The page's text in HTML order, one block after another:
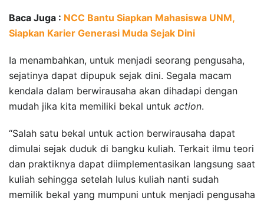
Baca Juga : NCC Bantu Siapkan Mahasiswa UNM,
Siapkan Karier Generasi Muda Sejak Dini
Ia menambahkan, untuk menjadi seorang pengusaha,
sejatinya dapat dipupuk sejak dini. Segala macam
kendala dalam berwirausaha akan dihadapi dengan
mudah jika kita memiliki bekal untuk action.
“Salah satu bekal untuk action berwirausaha dapat
dimulai sejak duduk di bangku kuliah. Terkait ilmu teori
dan praktiknya dapat diimplementasikan langsung saat
kuliah sehingga setelah lulus kuliah nanti sudah
memilik bekal yang mumpuni untuk menjadi pengusaha